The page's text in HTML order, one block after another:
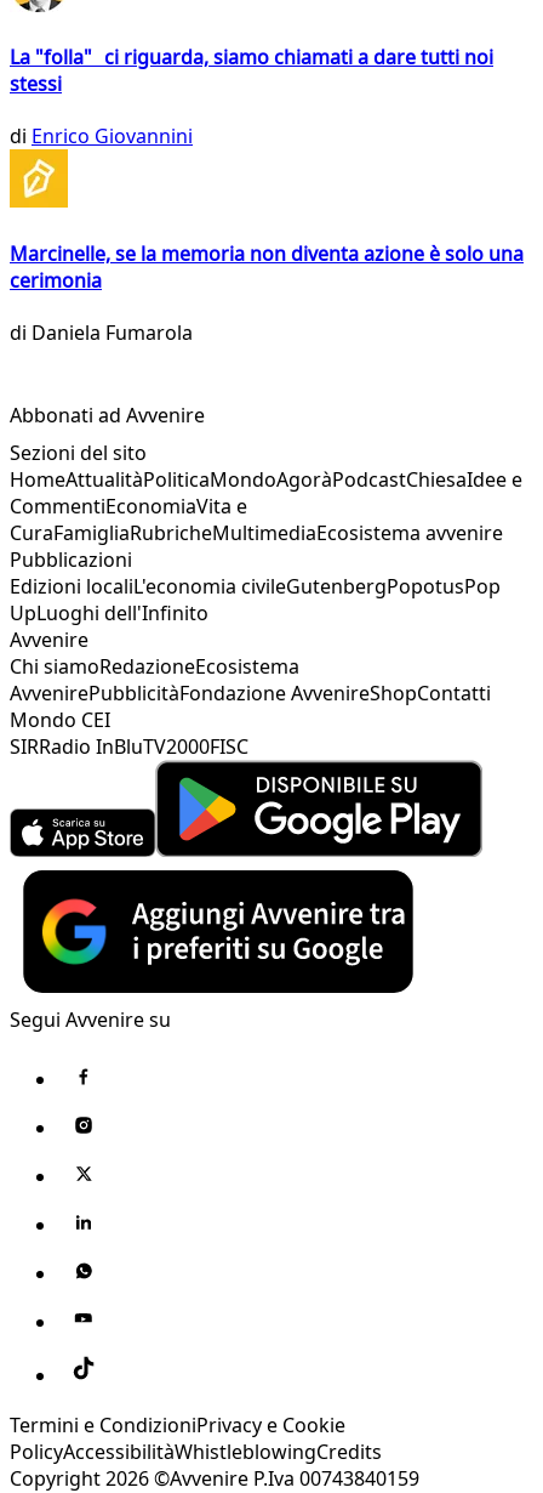
La "folla" ci riguarda, siamo chiamati a dare tutti noi
stessi
di Enrico Giovannini
Marcinelle, se la memoria non diventa azione è solo una
cerimonia
di Daniela Fumarola
Abbonati ad Avvenire
Sezioni del sito
HomeAttualitàPoliticaMondoAgoràPodcastChiesaIdee e
CommentiEconomiaVita e
CuraFamigliaRubricheMultimediaEcosistema avvenire
Pubblicazioni
Edizioni localiL'economia civileGutenbergPopotusPop
UpLuoghi dell'Infinito
Avvenire
Chi siamoRedazioneEcosistema
AvvenirePubblicitàFondazione AvvenireShopContatti
Mondo CEI
SIRRadio InBluTV2000FISC
Segui Avvenire su
Termini e CondizioniPrivacy e Cookie
PolicyAccessibilitàWhistleblowingCredits
Copyright 2026 ©Avvenire P.Iva 00743840159